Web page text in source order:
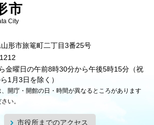
市
City
形市旅篭町二丁目3番25号
金曜日の午前8時30分から午後5時15分（祝
1月3日を除く）
開庁・開館の日・時間が異なるところがあります
い。
市役所までのアクセス